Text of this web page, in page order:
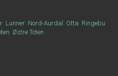
Lunner Nord-Aurdal Otta Ringebu
Østre Toten